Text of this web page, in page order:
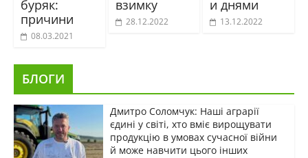
буряк:
причини
08.03.2021
взимку
28.12.2022
и днями
13.12.2022
БЛОГИ
Дмитро Соломчук: Наші аграрії
єдині у світі, хто вміє вирощувати
продукцію в умовах сучасної війни
й може навчити цього інших